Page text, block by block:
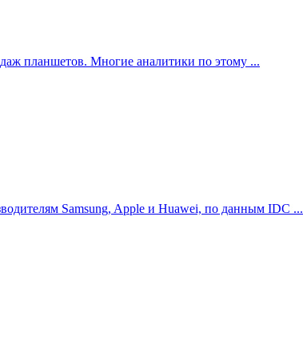
планшетов. Многие аналитики по этому ...
Samsung, Apple и Huawei, по данным IDC ...